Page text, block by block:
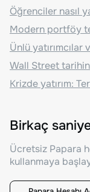
Öğrenciler nasıl
Modern portföy
Ünlü
Wall Street
Krizde yatırım:
Birkaç
Ücretsiz Papara
kullanmaya